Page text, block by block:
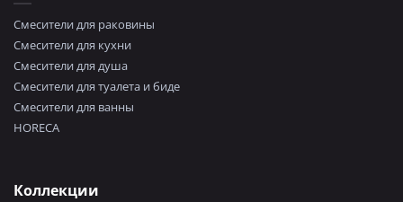
Смесители для раковины
Смесители для кухни
Смесители для душа
Смесители для туалета и биде
Смесители для ванны
HORECA
Коллекции